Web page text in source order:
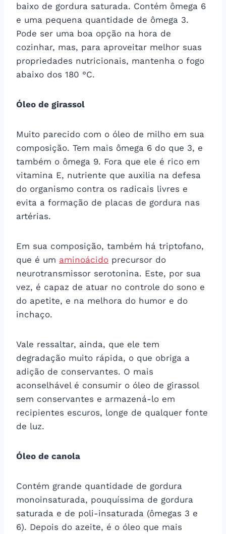
baixo de gordura saturada. Contém ômega 6
e uma pequena quantidade de ômega 3.
Pode ser uma boa opção na hora de
cozinhar, mas, para aproveitar melhor suas
propriedades nutricionais, mantenha o fogo
abaixo dos 180 °C.
Óleo de girassol
Muito parecido com o óleo de milho em sua
composição. Tem mais ômega 6 do que 3, e
também o ômega 9. Fora que ele é rico em
vitamina E, nutriente que auxilia na defesa
do organismo contra os radicais livres e
evita a formação de placas de gordura nas
artérias.
Em sua composição, também há triptofano,
que é um aminoácido precursor do
neurotransmissor serotonina. Este, por sua
vez, é capaz de atuar no controle do sono e
do apetite, e na melhora do humor e do
inchaço.
Vale ressaltar, ainda, que ele tem
degradação muito rápida, o que obriga a
adição de conservantes. O mais
aconselhável é consumir o óleo de girassol
sem conservantes e armazená-lo em
recipientes escuros, longe de qualquer fonte
de luz.
Óleo de canola
Contém grande quantidade de gordura
monoinsaturada, pouquíssima de gordura
saturada e de poli-insaturada (ômegas 3 e
6). Depois do azeite, é o óleo que mais